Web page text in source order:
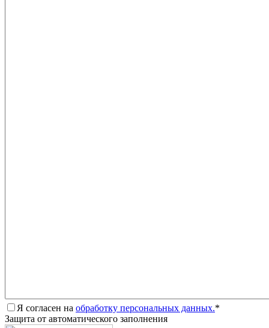
Я согласен на обработку персональных данных.*
Защита от автоматического заполнения